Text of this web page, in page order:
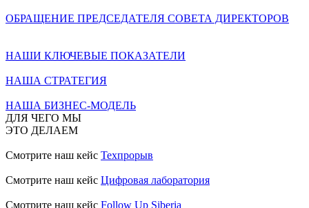
ОБРАЩЕНИЕ ПРЕДСЕДАТЕЛЯ СОВЕТА ДИРЕКТОРОВ
НАШИ КЛЮЧЕВЫЕ ПОКАЗАТЕЛИ
НАША СТРАТЕГИЯ
НАША БИЗНЕС-МОДЕЛЬ
ДЛЯ ЧЕГО МЫ
ЭТО ДЕЛАЕМ
Смотрите наш кейс Техпрорыв
Смотрите наш кейс Цифровая лаборатория
Смотрите наш кейс Follow Up Siberia